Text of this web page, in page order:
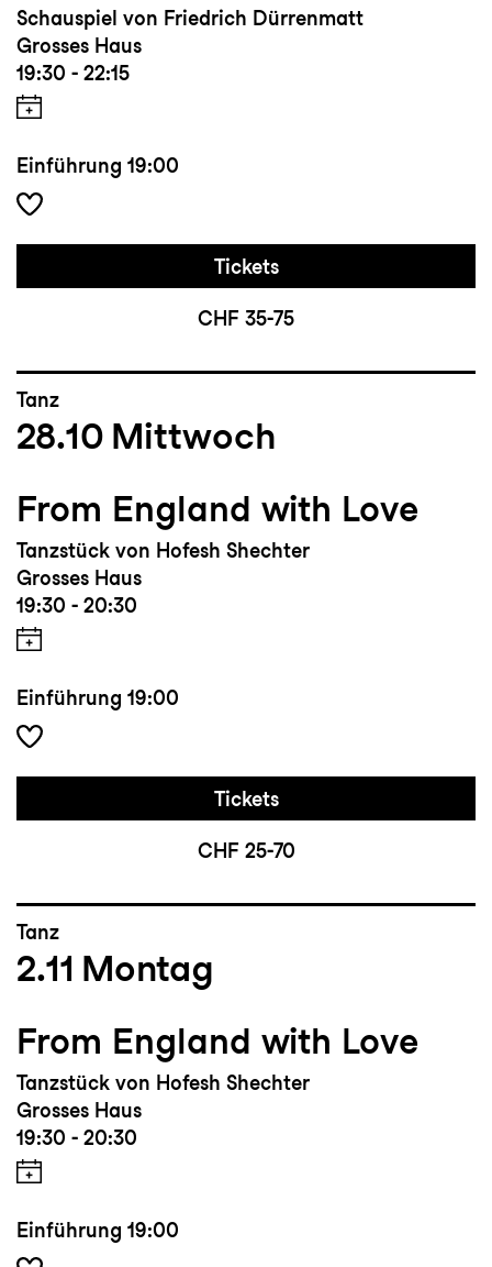
Schauspiel von Friedrich Dürrenmatt
Grosses Haus
19:30 - 22:15
Einführung 19:00
Tickets
CHF 35-75
Tanz
28.10 Mittwoch
From England with Love
Tanzstück von Hofesh Shechter
Grosses Haus
19:30 - 20:30
Einführung 19:00
Tickets
CHF 25-70
Tanz
2.11 Montag
From England with Love
Tanzstück von Hofesh Shechter
Grosses Haus
19:30 - 20:30
Einführung 19:00